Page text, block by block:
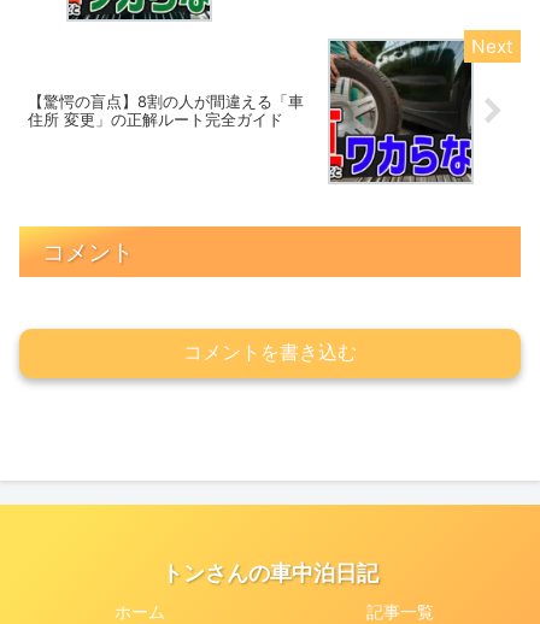
【驚愕の盲点】8割の人が間違える「車
住所 変更」の正解ルート完全ガイド
コメント
コメントを書き込む
トンさんの車中泊日記
ホーム
記事一覧